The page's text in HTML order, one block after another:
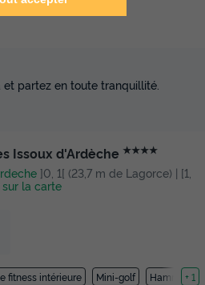
Issoux d'Ardèche ★★★★
]0, 1[ (23,7 m de Lagorce) | [1,
sur la carte
fitness intérieure Mini-golf Hammam
+ 1
partez en toute tranquillité.